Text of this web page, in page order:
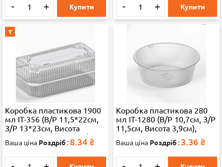
- + Купити - + Купити
Т
Коробка пластикова 1900
мл IT-356 (В/Р 11,5*22см,
З/Р 13*23см, Висота
4,7*3,6=8,3см) 500шт./ящ
65324
Ваша ціна Роздріб : 8.34 ₴
Коробка пластикова 280
мл IT-1280 (В/Р 10,7см, З/Р
11,5см, Висота 3,9см),
1/900 65324
Ваша ціна Роздріб : 3.36 ₴